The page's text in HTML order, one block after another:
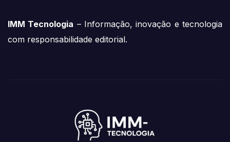
IMM Tecnologia – Informação, inovação e tecnologia
com responsabilidade editorial.